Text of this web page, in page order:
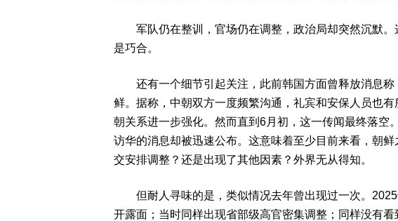
军队仍在整训，官场仍在调整，政治局却突然沉默。
是巧合。
还有一个细节引起关注，此前韩国方面曾释放消息称
鲜。据称，中朝双方一度频繁沟通，礼宾和安保人员也
朝关系进一步强化。然而直到6月初，这一传闻最终落空
访华的消息却被迅速公布。这意味着至少目前来看，朝
交安排调整？还是出现了其他因素？外界无从得知。
但耐人寻味的是，类似情况去年曾出现过一次。2025
开露面；当时同样出现省部级高官密集调整；同样没有看